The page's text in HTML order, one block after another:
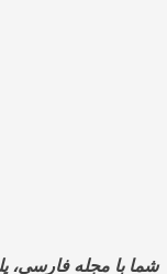
شما با مجله فارسی،